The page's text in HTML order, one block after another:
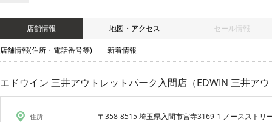
店舗情報 地図・アクセス セール情報
店舗情報(住所・電話番号等) 新着情報
エドウイン 三井アウトレットパーク入間店（EDWIN 三井ア
住所 〒358-8515 埼玉県入間市宮寺3169-1 ノースストリ